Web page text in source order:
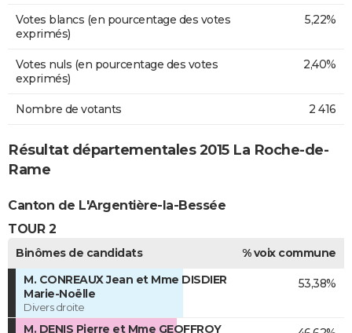
Votes blancs (en pourcentage des votes
exprimés)
5,22%
Votes nuls (en pourcentage des votes
exprimés)
2,40%
Nombre de votants 2 416
Résultat départementales 2015 La Roche-de-
Rame
Canton de L'Argentière-la-Bessée
TOUR 2
Binômes de candidats
% voix commune
M. CONREAUX Jean et Mme DISDIER
Marie-Noëlle
Divers droite
53,38%
M. DENIS Pierre et Mme GEOFFROY